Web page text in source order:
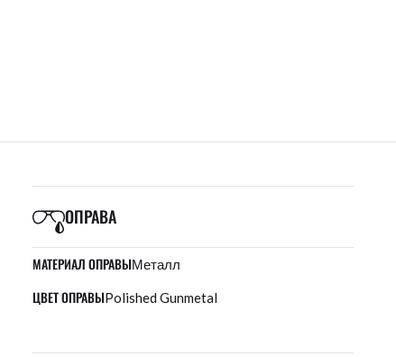
ОПРАВА
МАТЕРИАЛ ОПРАВЫМеталл
ЦВЕТ ОПРАВЫPolished Gunmetal